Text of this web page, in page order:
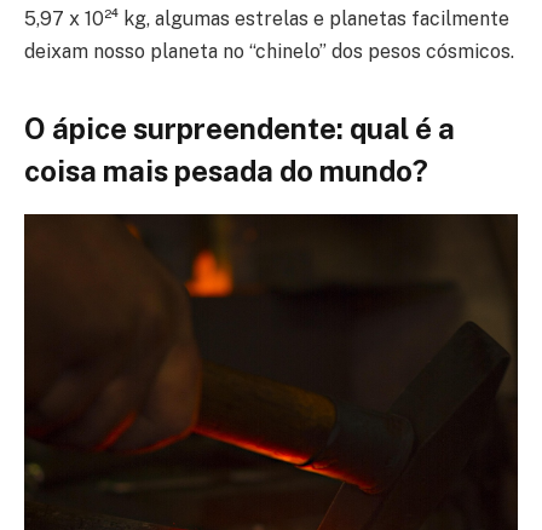
5,97 x 10²⁴ kg, algumas estrelas e planetas facilmente
deixam nosso planeta no “chinelo” dos pesos cósmicos.
O ápice surpreendente: qual é a
coisa mais pesada do mundo?